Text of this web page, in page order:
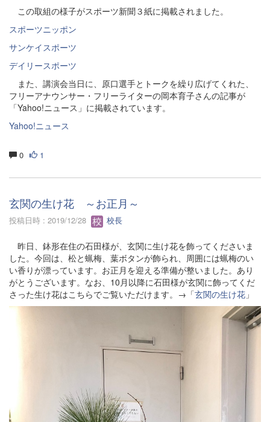
この取組の様子がスポーツ新聞３紙に掲載されました。
スポーツニッポン
サンケイスポーツ
デイリースポーツ
また、講演会当日に、原口選手とトークを繰り広げてくれた、
フリーアナウンサー・フリーライターの岡本育子さんの記事が
「Yahoo!ニュース」に掲載されています。
Yahoo!ニュース
0 1
玄関の生け花 ～お正月～
投稿日時 : 2019/12/28 校長
昨日、鉢形在住の石田様が、玄関に生け花を飾ってくださいま
した。今回は、松と蝋梅、葉ボタンが飾られ、周囲には蝋梅のい
い香りが漂っています。お正月を迎える準備が整いました。あり
がとうございます。なお、10月以降に石田様が玄関に飾ってくだ
さった生け花はこちらでご覧いただけます。→「玄関の生け花 」